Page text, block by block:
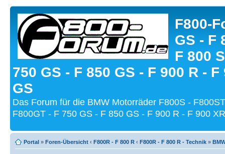
F800-
GS - F
F 800
750 GS - F 850 GS - F 900 R - F
GS
Das Forum für die BMW Motorräder F800S -
F800GT - F 750 GS - F 850 GS - F 900 R - F 900
Portal » Foren-Übersicht ‹ F800R - F 800 R ‹ F800R - F 800 R - Technik »